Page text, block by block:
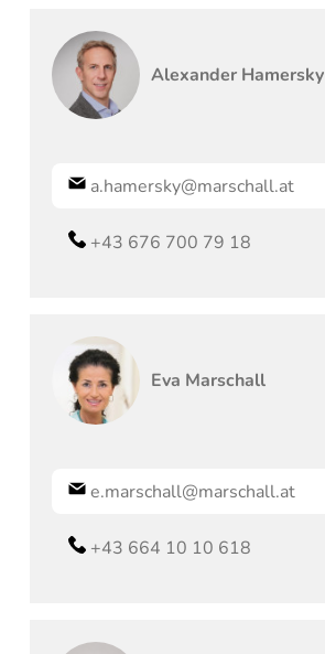
Alexander Hamersky
a.hamersky@marschall.at
+43 676 700 79 18
Eva Marschall
e.marschall@marschall.at
+43 664 10 10 618